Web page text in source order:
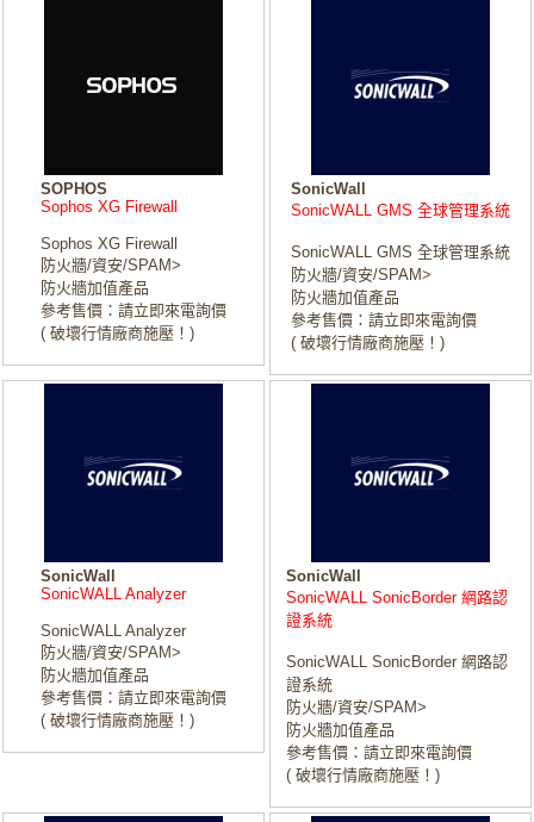
SOPHOS
Sophos XG Firewall
Sophos XG Firewall
防火牆/資安/SPAM>
防火牆加值產品
參考售價：請立即來電詢價
( 破壞行情廠商施壓！)
SonicWall
SonicWALL GMS 全球管理系統
SonicWALL GMS 全球管理系統
防火牆/資安/SPAM>
防火牆加值產品
參考售價：請立即來電詢價
( 破壞行情廠商施壓！)
SonicWall
SonicWALL Analyzer
SonicWALL Analyzer
防火牆/資安/SPAM>
防火牆加值產品
參考售價：請立即來電詢價
( 破壞行情廠商施壓！)
SonicWall
SonicWALL SonicBorder 網路認
證系統
SonicWALL SonicBorder 網路認
證系統
防火牆/資安/SPAM>
防火牆加值產品
參考售價：請立即來電詢價
( 破壞行情廠商施壓！)